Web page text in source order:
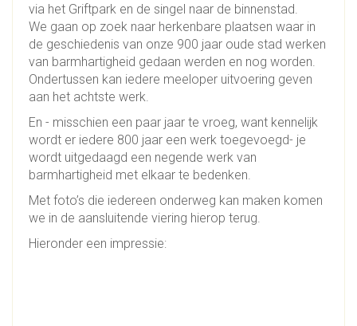
via het Griftpark en de singel naar de binnenstad.
We gaan op zoek naar herkenbare plaatsen waar in
de geschiedenis van onze 900 jaar oude stad werken
van barmhartigheid gedaan werden en nog worden.
Ondertussen kan iedere meeloper uitvoering geven
aan het achtste werk.
En - misschien een paar jaar te vroeg, want kennelijk
wordt er iedere 800 jaar een werk toegevoegd- je
wordt uitgedaagd een negende werk van
barmhartigheid met elkaar te bedenken.
Met foto’s die iedereen onderweg kan maken komen
we in de aansluitende viering hierop terug.
Hieronder een impressie: